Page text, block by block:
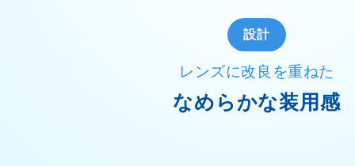
設計
レンズに改良を重ねた
なめらかな装用感